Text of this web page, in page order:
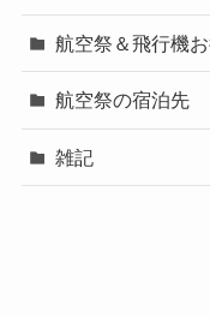
航空祭＆飛行機
航空祭の宿泊先
雑記